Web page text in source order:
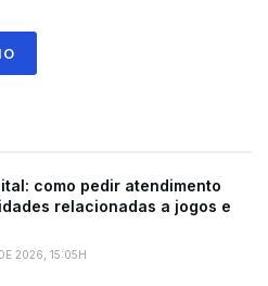
como pedir atendimento
relacionadas a jogos e
2026, 15:05H